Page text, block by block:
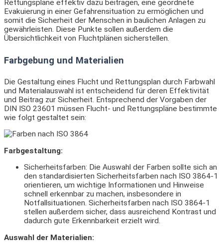
Rettungspläne effektiv dazu beitragen, eine geordnete
Evakuierung in einer Gefahrensituation zu ermöglichen und
somit die Sicherheit der Menschen in baulichen Anlagen zu
gewährleisten. Diese Punkte sollen außerdem die
Übersichtlichkeit von Fluchtplänen sicherstellen.
Farbgebung und Materialien
Die Gestaltung eines Flucht und Rettungsplan durch Farbwahl
und Materialauswahl ist entscheidend für deren Effektivität
und Beitrag zur Sicherheit. Entsprechend der Vorgaben der
DIN ISO 23601 müssen Flucht- und Rettungspläne bestimmte
wie folgt gestaltet sein:
Farbgestaltung:
Sicherheitsfarben: Die Auswahl der Farben sollte sich an
den standardisierten Sicherheitsfarben nach ISO 3864-1
orientieren, um wichtige Informationen und Hinweise
schnell erkennbar zu machen, insbesondere in
Notfallsituationen. Sicherheitsfarben nach ISO 3864-1
stellen außerdem sicher, dass ausreichend Kontrast und
dadurch gute Erkennbarkeit erzielt wird.
Auswahl der Materialien: